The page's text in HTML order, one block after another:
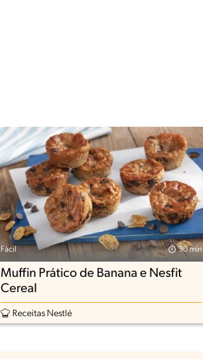
Fácil 30 min
Muffin Prático de Banana e Nesfit
Cereal
Receitas Nestlé